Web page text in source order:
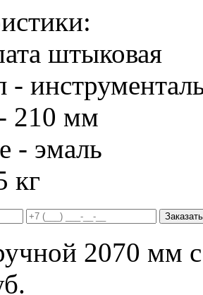
штыковая
-
210 мм
- эмаль
кг
Заказать
2070 мм